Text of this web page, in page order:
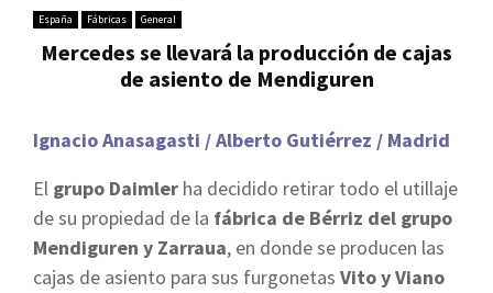
España Fábricas General
Mercedes se llevará la producción de cajas
de asiento de Mendiguren
Ignacio Anasagasti / Alberto Gutiérrez / Madrid
El grupo Daimler ha decidido retirar todo el utillaje
de su propiedad de la fábrica de Bérriz del grupo
Mendiguren y Zarraua, en donde se producen las
cajas de asiento para sus furgonetas Vito y Viano